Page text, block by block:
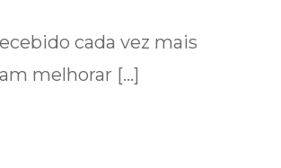
cada vez mais
melhorar […]